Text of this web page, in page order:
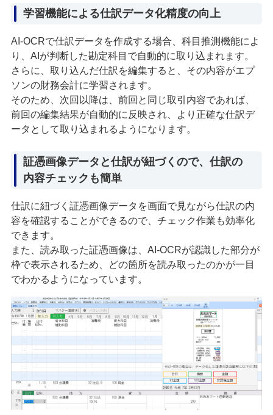
学習機能による仕訳データ化精度の向上
AI‑OCRで仕訳データを作成する場合、科目推測機能によ
り、AIが判断した勘定科目で自動的に取り込まれます。
さらに、取り込んだ仕訳を編集すると、その内容がエプ
ソンの財務会計に学習されます。
そのため、次回以降は、前回と同じ取引内容であれば、
前回の編集結果が自動的に反映され、より正確な仕訳デ
ータとして取り込まれるようになります。
証憑画像データと仕訳が紐づくので、仕訳の
内容チェックも簡単
仕訳に紐づく証憑画像データを画面で見ながら仕訳の内
容を確認することができるので、チェック作業も効率化
できます。
また、読み取った証憑画像は、AI-OCRが認識した部分が
枠で表示されるため、どの箇所を読み取ったのかが一目
でわかるようになっています。